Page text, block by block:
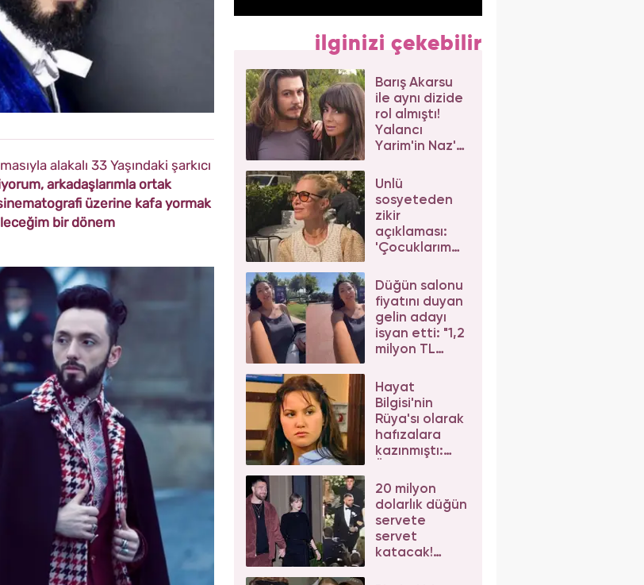
alakalı 33 Yaşındaki şarkıcı
arkadaşlarımla ortak
üzerine kafa yormak
bir dönem
ilginizi çekebilir
Barış Akarsu
ile aynı dizide
rol almıştı!
Yalancı
Yarim'in Naz'ı
beğeni yağdı
Ünlü
sosyeteden
zikir
açıklaması:
'Çocuklarım
diyerek gelen
eleştirilere
yanıt verdi
Düğün salonu
fiyatını duyan
gelin adayı
isyan etti: "1,2
milyon TL
Hayat
Bilgisi'nin
Rüya'sı olarak
hafızalara
kazınmıştı:
oyuncunun
değişimi şoke
etti
20 milyon
dolarlık düğün
servete
servet
katacak!